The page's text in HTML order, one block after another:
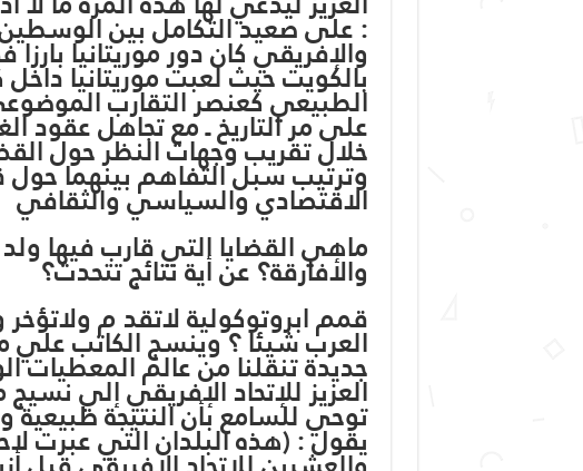
: على صعيد التكامل بين
والإفريقي كان دور موريتانيا
بالكويت حيث لعبت موريتانيا
الطبيعي كعنصر التقارب
على مر التاريخ ـ مع تجاهل عقود
خلال تقريب وجهات النظر حول
وترتيب سبل التفاهم بينهما حول
الاقتصادي والسياسي والثقافي
ماهي القضايا التي قارب فيها ولد
والأفارقة؟ عن أية نتائج تتحدث؟
قمم ابروتوكولية لاتقد م ولاتؤخر
العرب شيئا ؟ وينسج الكاتب علي
جديدة تنقلنا من عالم المعطيات
العزيز للإتحاد الإفريقي إلي
توحي للسامع بأن النتيجة طبيعية
يقول : (هذه البلدان التي عبرت